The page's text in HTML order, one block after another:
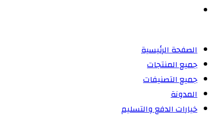
الصفحة الرئيسية
جميع المنتجات
جميع التصنيفات
المدونة
خيارات الدفع والتسليم